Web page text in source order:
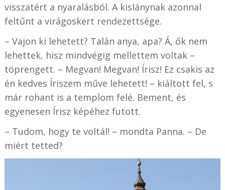
visszatért a nyaralásból. A kislánynak azonnal
feltűnt a virágoskert rendezettsége.
– Vajon ki lehetett? Talán anya, apa? Á, ők nem
lehettek, hisz mindvégig mellettem voltak –
töprengett. – Megvan! Megvan! Írisz! Ez csakis az
én kedves Íriszem műve lehetett! – kiáltott fel, s
már rohant is a templom felé. Bement, és
egyenesen Írisz képéhez futott.
– Tudom, hogy te voltál! – mondta Panna. – De
miért tetted?